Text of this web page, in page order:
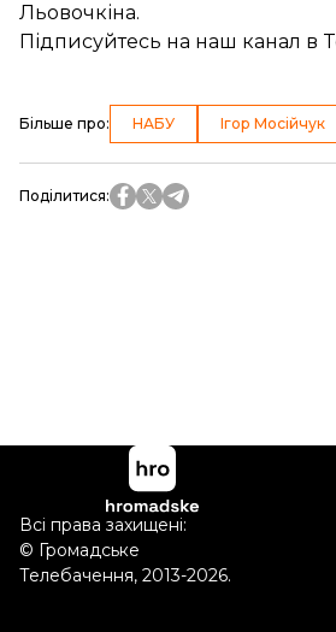
Льовочкіна.
Підписуйтесь на наш канал в
Більше про: НАБУ Ігор Мосійчук
Поділитися:
Всі права захищені:
© Громадське
Телебачення, 2013-2026.